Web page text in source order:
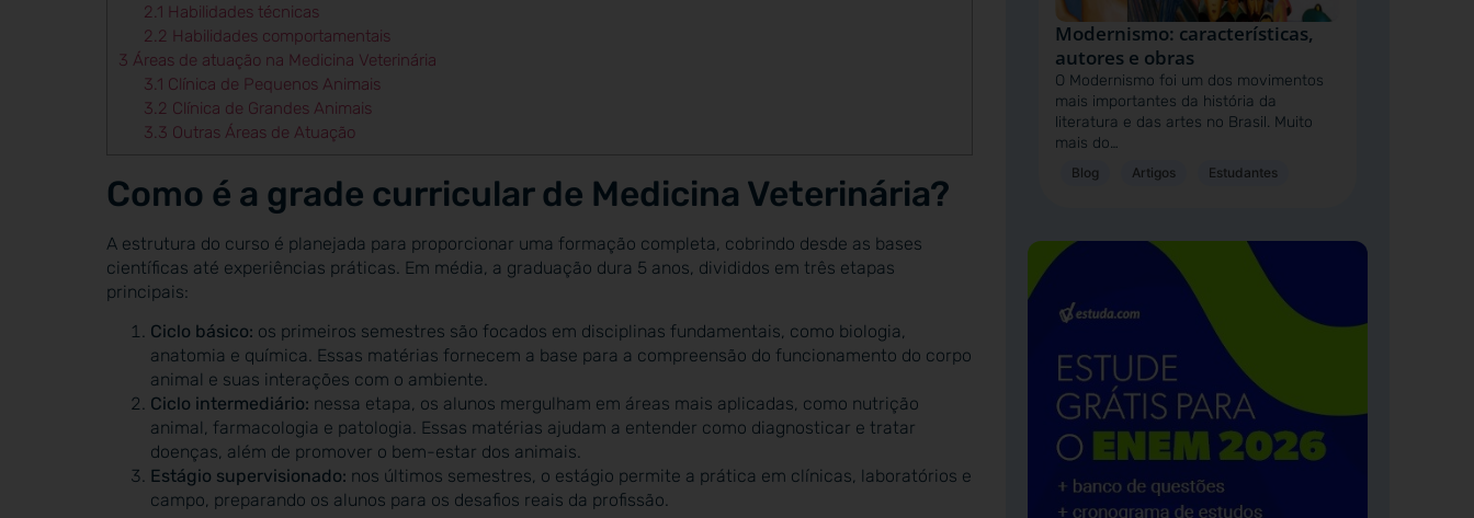
2.1 Habilidades técnicas
2.2 Habilidades comportamentais
3 Áreas de atuação na Medicina Veterinária
3.1 Clínica de Pequenos Animais
3.2 Clínica de Grandes Animais
3.3 Outras Áreas de Atuação
Como é a grade curricular de Medicina Veterinária?
A estrutura do curso é planejada para proporcionar uma formação completa, cobrindo desde as bases
científicas até experiências práticas. Em média, a graduação dura 5 anos, divididos em três etapas
principais:
Ciclo básico: os primeiros semestres são focados em disciplinas fundamentais, como biologia,
anatomia e química. Essas matérias fornecem a base para a compreensão do funcionamento do corpo
animal e suas interações com o ambiente.
Ciclo intermediário: nessa etapa, os alunos mergulham em áreas mais aplicadas, como nutrição
animal, farmacologia e patologia. Essas matérias ajudam a entender como diagnosticar e tratar
doenças, além de promover o bem-estar dos animais.
Estágio supervisionado: nos últimos semestres, o estágio permite a prática em clínicas, laboratórios e
campo, preparando os alunos para os desafios reais da profissão.
Modernismo: características,
autores e obras
O Modernismo foi um dos movimentos
mais importantes da história da
literatura e das artes no Brasil. Muito
mais do…
Blog Artigos Estudantes